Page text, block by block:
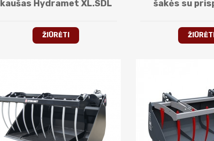
kaušas Hydramet XL.SDL
ŽIŪRĖTI
šakės su
ŽIŪRĖTI